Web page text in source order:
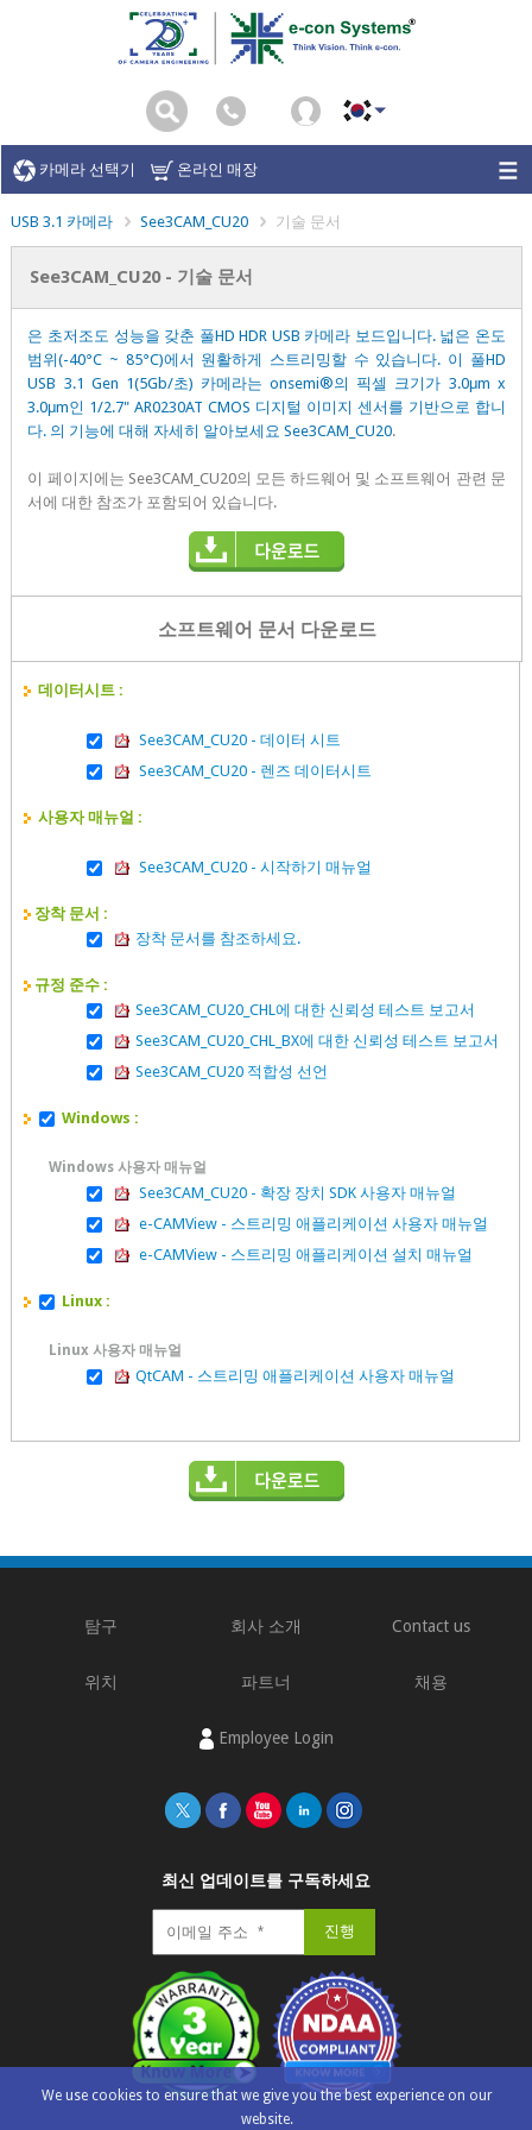
카메라 선택기 온라인 매장
USB 3.1 카메라 See3CAM_CU20 기술 문서
See3CAM_CU20 - 기술 문서
은 초저조도 성능을 갖춘 풀HD HDR USB 카메라 보드입니다. 넓은 온도
범위(-40°C ~ 85°C)에서 원활하게 스트리밍할 수 있습니다. 이 풀HD
USB 3.1 Gen 1(5Gb/초) 카메라는 onsemi®의 픽셀 크기가 3.0μm x
3.0μm인 1/2.7" AR0230AT CMOS 디지털 이미지 센서를 기반으로 합니
다. 의 기능에 대해 자세히 알아보세요See3CAM_CU20.
이 페이지에는 See3CAM_CU20의 모든 하드웨어 및 소프트웨어 관련 문
서에 대한 참조가 포함되어 있습니다.
소프트웨어 문서 다운로드
데이터시트 :
See3CAM_CU20 - 데이터 시트
See3CAM_CU20 - 렌즈 데이터시트
사용자 매뉴얼 :
See3CAM_CU20 - 시작하기 매뉴얼
장착 문서 :
장착 문서를 참조하세요.
규정 준수 :
See3CAM_CU20_CHL에 대한 신뢰성 테스트 보고서
See3CAM_CU20_CHL_BX에 대한 신뢰성 테스트 보고서
See3CAM_CU20 적합성 선언
Windows :
Windows 사용자 매뉴얼
See3CAM_CU20 - 확장 장치 SDK 사용자 매뉴얼
e-CAMView - 스트리밍 애플리케이션 사용자 매뉴얼
e-CAMView - 스트리밍 애플리케이션 설치 매뉴얼
Linux :
Linux 사용자 매뉴얼
QtCAM - 스트리밍 애플리케이션 사용자 매뉴얼
탐구 회사 소개 Contact us
위치 파트너 채용
Employee Login
최신 업데이트를 구독하세요
We use cookies to ensure that we give you the best experience on our
website.